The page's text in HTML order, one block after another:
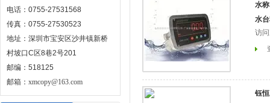
电话：0755-27531568
传真：0755-27530523
地址：深圳市宝安区沙井镇新桥
村坡口C区8巷2号201
邮编：518125
邮箱： xmcopy@163.com
水
水
访
钰